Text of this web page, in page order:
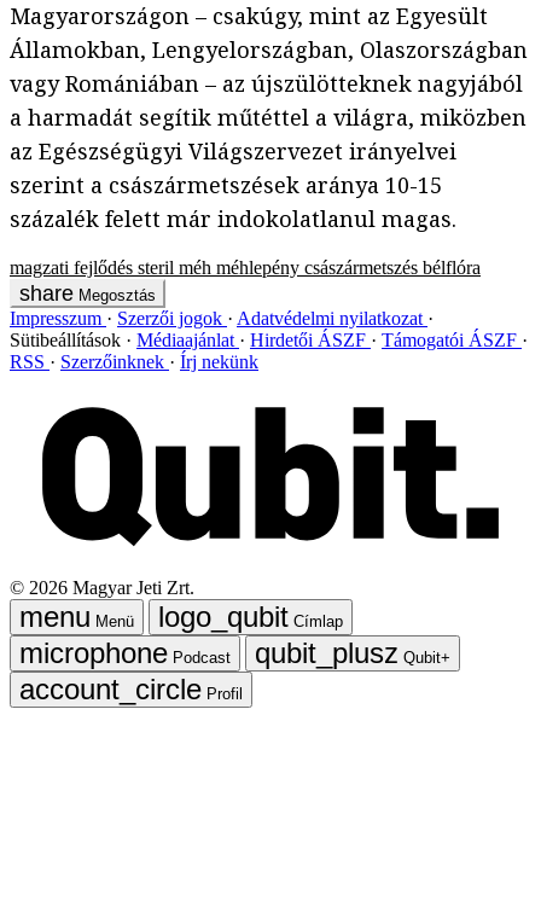
Magyarországon – csakúgy, mint az Egyesült
Államokban, Lengyelországban, Olaszországban
vagy Romániában – az újszülötteknek nagyjából
a harmadát segítik műtéttel a világra, miközben
az Egészségügyi Világszervezet irányelvei
szerint a császármetszések aránya 10-15
százalék felett már indokolatlanul magas.
magzati fejlődés steril méh méhlepény császármetszés bélflóra
Megosztás
Impresszum Szerzői jogok
Adatvédelmi nyilatkozat
Sütibeállítások
Médiaajánlat Hirdetői ÁSZF
Támogatói ÁSZF
RSS
Szerzőinknek Írj nekünk
© 2026 Magyar Jeti Zrt.
Menü
Címlap
Podcast
Qubit+
Profil